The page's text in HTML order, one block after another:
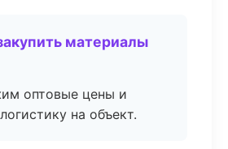
материалы
оптовые цены и
на объект.